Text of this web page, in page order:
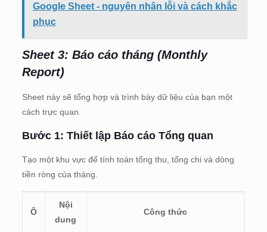
Google Sheet - nguyên nhân lỗi và cách khắc
phục
Sheet 3: Báo cáo tháng (Monthly
Report)
Sheet này sẽ tổng hợp và trình bày dữ liệu của bạn một
cách trực quan.
Bước 1: Thiết lập Báo cáo Tổng quan
Tạo một khu vực để tính toán tổng thu, tổng chi và dòng
tiền ròng của tháng.
Ô
Nội
dung
Công thức